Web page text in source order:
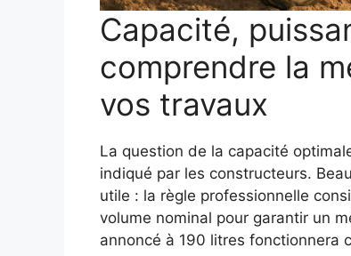
Capacité,
comprendre la
vos travaux
La question de la capacité
indiqué par les constructeurs.
utile : la règle professionnelle
volume nominal pour garantir un
annoncé à 190 litres fonctionnera